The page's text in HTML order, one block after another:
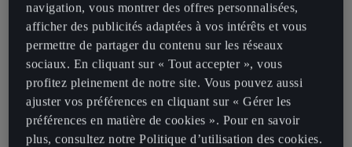
Niveaux de recharge: les chargeurs sont classés en
fonction de leur puissance, ce qui signifie que les
temps de recharge varient.
Types de connecteurs et compatibilité: les véhicules
électriques utilisent des connecteurs spécifiques, il
est donc important d’associer les câbles de recharge
de votre voiture à une prise compatible.
navigation, vous montrer des offres personnalisées,
afficher des publicités adaptées à vos intérêts et vous
permettre de partager du contenu sur les réseaux
sociaux. En cliquant sur « Tout accepter », vous
profitez pleinement de notre site. Vous pouvez aussi
ajuster vos préférences en cliquant sur « Gérer les
préférences en matière de cookies ». Pour en savoir
plus, consultez notre Politique d’utilisation des cookies.